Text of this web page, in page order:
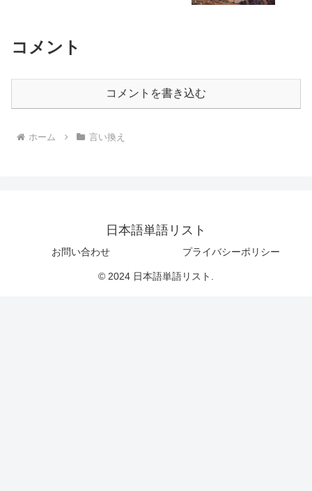
コメント
コメントを書き込む
ホーム 言い換え
日本語単語リスト
お問い合わせ プライバシーポリシー
© 2024 日本語単語リスト.